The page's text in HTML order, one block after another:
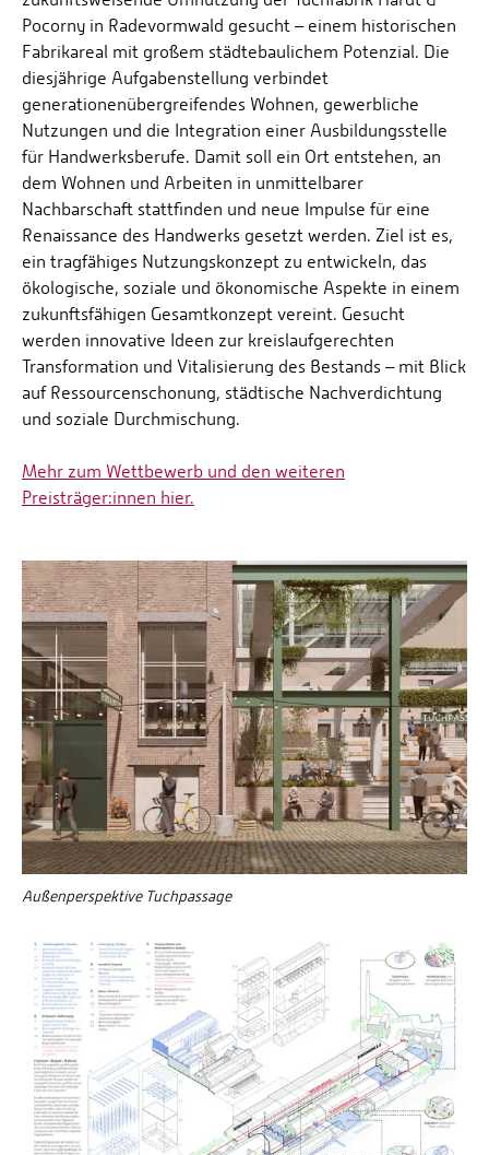
Pocorny in Radevormwald gesucht – einem historischen
Fabrikareal mit großem städtebaulichem Potenzial. Die
diesjährige Aufgabenstellung verbindet
generationenübergreifendes Wohnen, gewerbliche
Nutzungen und die Integration einer Ausbildungsstelle
für Handwerksberufe. Damit soll ein Ort entstehen, an
dem Wohnen und Arbeiten in unmittelbarer
Nachbarschaft stattfinden und neue Impulse für eine
Renaissance des Handwerks gesetzt werden. Ziel ist es,
ein tragfähiges Nutzungskonzept zu entwickeln, das
ökologische, soziale und ökonomische Aspekte in einem
zukunftsfähigen Gesamtkonzept vereint. Gesucht
werden innovative Ideen zur kreislaufgerechten
Transformation und Vitalisierung des Bestands – mit Blick
auf Ressourcenschonung, städtische Nachverdichtung
und soziale Durchmischung.
Mehr zum Wettbewerb und den weiteren
Preisträger:innen hier.
Außenperspektive Tuchpassage